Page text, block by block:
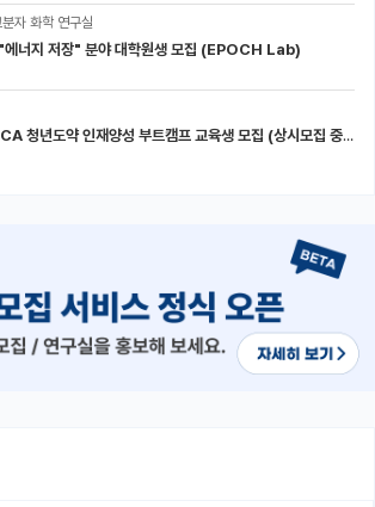
자 화학 연구실
에너지 저장" 분야 대학원생 모집 (EPOCH Lab)
2026 한양대학교 ERICA 청년도약 인재양성 부트캠프 교육생 모집 (상시모집 중, 1차 마감 : ~8.30)